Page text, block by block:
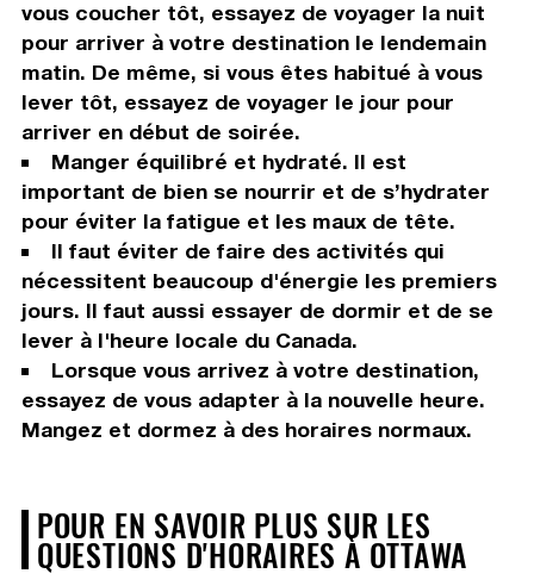
vous coucher tôt, essayez de voyager la nuit
pour arriver à votre destination le lendemain
matin. De même, si vous êtes habitué à vous
lever tôt, essayez de voyager le jour pour
arriver en début de soirée.
Manger équilibré et hydraté. Il est
important de bien se nourrir et de s’hydrater
pour éviter la fatigue et les maux de tête.
Il faut éviter de faire des activités qui
nécessitent beaucoup d'énergie les premiers
jours. Il faut aussi essayer de dormir et de se
lever à l'heure locale du Canada.
Lorsque vous arrivez à votre destination,
essayez de vous adapter à la nouvelle heure.
Mangez et dormez à des horaires normaux.
POUR EN SAVOIR PLUS SUR LES
QUESTIONS D'HORAIRES À OTTAWA